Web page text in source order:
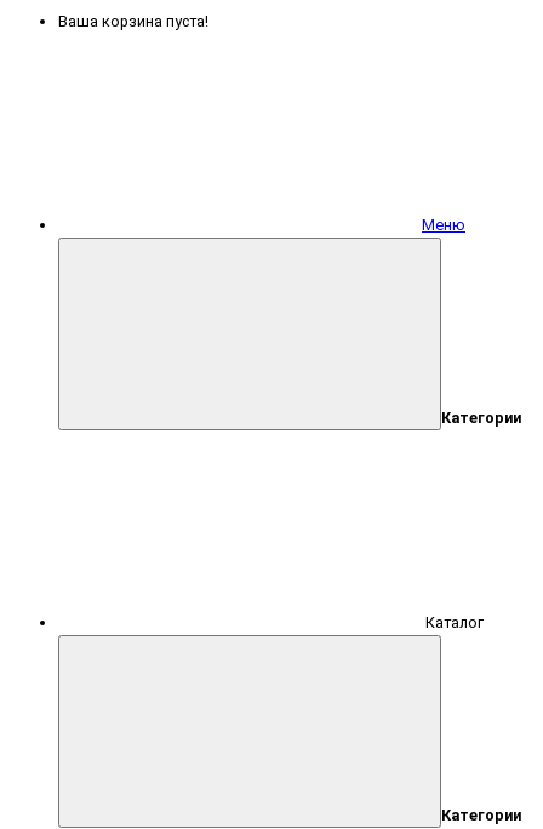
Ваша корзина пуста!
Меню
Категории
Каталог
Категории